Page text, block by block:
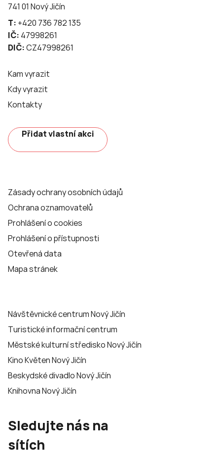
741 01 Nový Jičín
T: +420 736 782 135
IČ: 47998261
DIČ:CZ47998261
Kam vyrazit
Kdy vyrazit
Kontakty
Přidat vlastní akci
Zásady ochrany osobních údajů
Ochrana oznamovatelů
Prohlášení o cookies
Prohlášení o přístupnosti
Otevřená data
Mapa stránek
Návštěvnické centrum Nový Jičín
Turistické informační centrum
Městské kulturní středisko Nový Jičín
Kino Květen Nový Jičín
Beskydské divadlo Nový Jičín
Knihovna Nový Jičín
Sledujte nás na
sítích